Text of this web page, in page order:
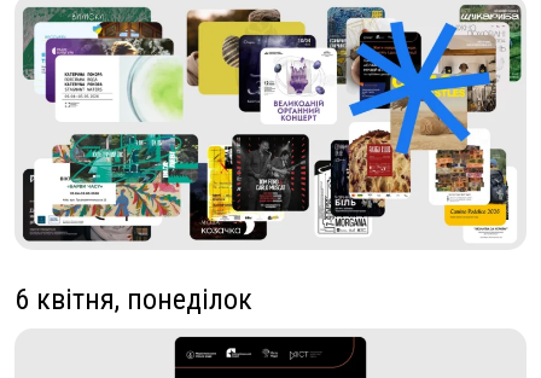
6 квітня, понеділок